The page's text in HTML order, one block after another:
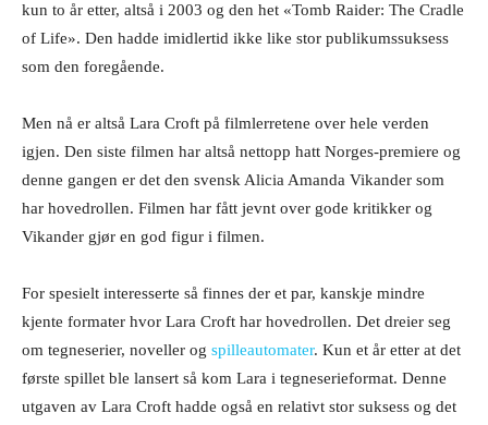
kun to år etter, altså i 2003 og den het «Tomb Raider: The Cradle
of Life». Den hadde imidlertid ikke like stor publikumssuksess
som den foregående.
Men nå er altså Lara Croft på filmlerretene over hele verden
igjen. Den siste filmen har altså nettopp hatt Norges-premiere og
denne gangen er det den svensk Alicia Amanda Vikander som
har hovedrollen. Filmen har fått jevnt over gode kritikker og
Vikander gjør en god figur i filmen.
For spesielt interesserte så finnes der et par, kanskje mindre
kjente formater hvor Lara Croft har hovedrollen. Det dreier seg
om tegneserier, noveller og spilleautomater. Kun et år etter at det
første spillet ble lansert så kom Lara i tegneserieformat. Denne
utgaven av Lara Croft hadde også en relativt stor suksess og det